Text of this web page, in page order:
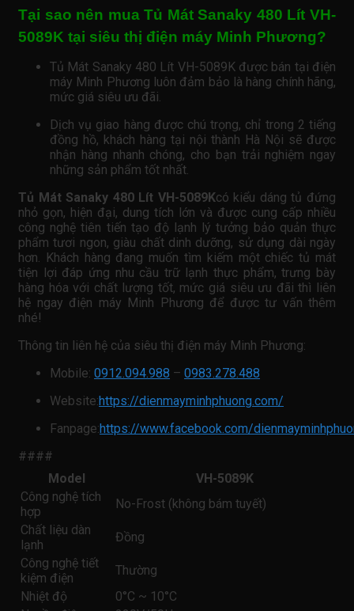
Tại sao nên mua Tủ Mát Sanaky 480 Lít VH-
5089K tại siêu thị điện máy Minh Phương?
Tủ Mát Sanaky 480 Lít VH-5089K được bán tại điện
máy Minh Phương luôn đảm bảo là hàng chính hãng,
mức giá siêu ưu đãi.
Dịch vụ giao hàng được chú trọng, chỉ trong 2 tiếng
đồng hồ, khách hàng tại nội thành Hà Nội sẽ được
nhận hàng nhanh chóng, cho bạn trải nghiệm ngay
những sản phẩm tốt nhất.
Tủ Mát Sanaky 480 Lít VH-5089Kcó kiểu dáng tủ đứng
nhỏ gọn, hiện đại, dung tích lớn và được cung cấp nhiều
công nghệ tiên tiến tạo độ lạnh lý tưởng bảo quản thực
phẩm tươi ngon, giàu chất dinh dưỡng, sử dụng dài ngày
hơn. Khách hàng đang muốn tìm kiếm một chiếc tủ mát
tiện lợi đáp ứng nhu cầu trữ lạnh thực phẩm, trưng bày
hàng hóa với chất lượng tốt, mức giá siêu ưu đãi thì liên
hệ ngay điện máy Minh Phương để được tư vấn thêm
nhé!
Thông tin liên hệ của siêu thị điện máy Minh Phương:
Mobile: 0912.094.988 – 0983.278.488
Website:https://dienmayminhphuong.com/
Fanpage:https://www.facebook.com/
####
Model
VH-5089K
Công nghệ tích
hợp
No-Frost (không bám tuyết)
Chất liệu dàn
lạnh
Đồng
Công nghệ tiết
kiệm điện
Thường
Nhiệt độ
0°C ~ 10°C